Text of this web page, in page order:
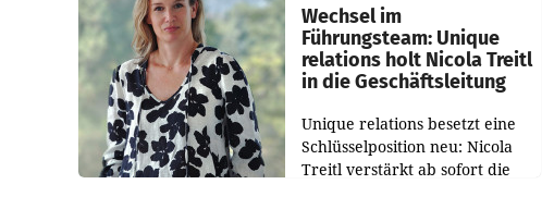
werden.
Wechsel im
Führungsteam: Unique
relations holt Nicola Treitl
in die Geschäftsleitung
Unique relations besetzt eine
Schlüsselposition neu: Nicola
Treitl verstärkt ab sofort die